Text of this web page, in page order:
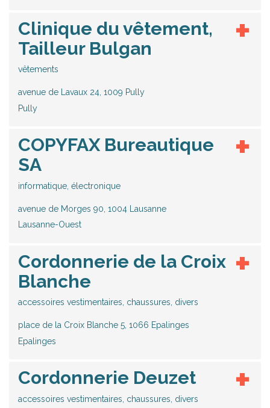
Clinique du vêtement,
Tailleur Bulgan
vêtements
avenue de Lavaux 24, 1009 Pully
Pully
COPYFAX Bureautique
SA
informatique, électronique
avenue de Morges 90, 1004 Lausanne
Lausanne-Ouest
Cordonnerie de la Croix
Blanche
accessoires vestimentaires, chaussures, divers
place de la Croix Blanche 5, 1066 Epalinges
Epalinges
Cordonnerie Deuzet
accessoires vestimentaires, chaussures, divers